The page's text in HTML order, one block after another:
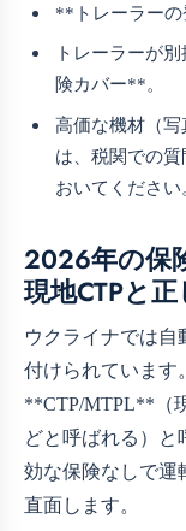
**トレーラーの
トレーラーが
険カバー**。
高価な機材（
は、税関での
おいてください
2026年の保
現地CTPと
ウクライナでは自
付けられています
**CTP/MTPL**（
どと呼ばれる）と
効な保険なしで運
直面します。